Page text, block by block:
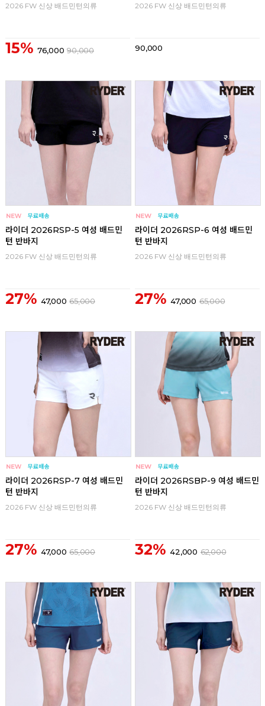
2026 FW 신상 배드민턴의류
15% 76,000 90,000
2026 FW 신상 배드민턴의류
90,000
라이더 2026RSP-5 여성 배드민
턴 반바지
2026 FW 신상 배드민턴의류
27% 47,000 65,000
라이더 2026RSP-6 여성 배드민
턴 반바지
2026 FW 신상 배드민턴의류
27% 47,000 65,000
라이더 2026RSP-7 여성 배드민
턴 반바지
2026 FW 신상 배드민턴의류
27% 47,000 65,000
라이더 2026RSBP-9 여성 배드민
턴 반바지
2026 FW 신상 배드민턴의류
32% 42,000 62,000